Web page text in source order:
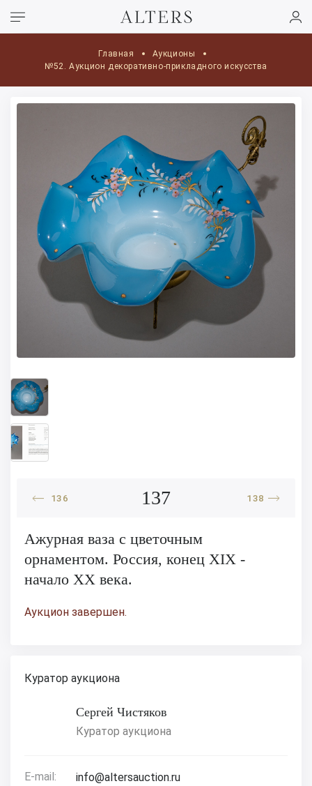
Главная
Аукционы
№52. Аукцион декоративно-прикладного искусства
136 137 138
Ажурная ваза с цветочным
орнаментом. Россия, конец XIX -
начало XX века.
Аукцион завершен.
Куратор аукциона
Сергей Чистяков
Куратор аукциона
E-mail: info@altersauction.ru